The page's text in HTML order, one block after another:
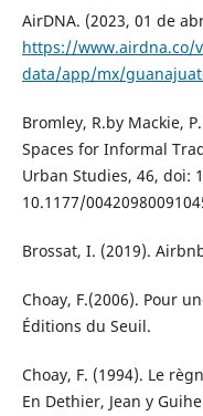
AirDNA. (2023, 01 de
https://www.airdna.co/
data/app/mx/
Bromley, R.by Mackie,
Spaces for Informal
Urban Studies, 46, doi:
10.1177/
Brossat, I. (2019).
Choay, F.(2006). Pour
Éditions du Seuil.
Choay, F. (1994). Le
En Dethier, Jean y